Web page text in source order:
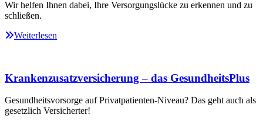
Wir helfen Ihnen dabei, Ihre Versorgungslücke zu erkennen und zu
schließen.
Weiterlesen
Krankenzusatzversicherung – das GesundheitsPlus
Gesundheitsvorsorge auf Privatpatienten-Niveau? Das geht auch als
gesetzlich Versicherter!